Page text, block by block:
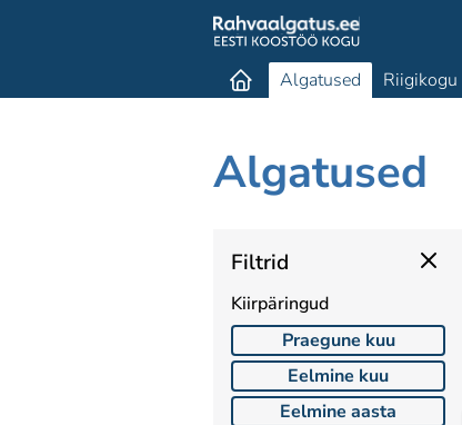
Algatused Riigikogu
Algatused
Filtrid
Kiirpäringud
Praegune kuu
Eelmine kuu
Eelmine aasta